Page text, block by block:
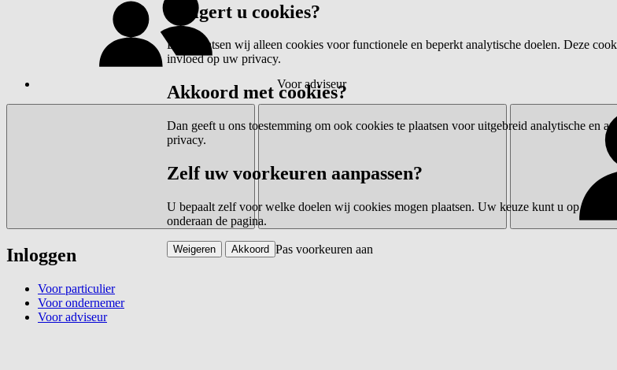
Voor adviseur
Inloggen
Voor particulier
Voor ondernemer
Voor adviseur
Weigert u cookies?
Dan plaatsen wij alleen cookies voor functionele en beperkt analytische doelen. Deze
invloed op uw privacy.
Akkoord met cookies?
Dan geeft u ons toestemming om ook cookies te plaatsen voor uitgebreid analytische en
privacy.
Zelf uw voorkeuren aanpassen?
U bepaalt zelf voor welke doelen wij cookies mogen plaatsen. Uw keuze kunt u op elk
onderaan de pagina.
Pas voorkeuren aan
Weigeren Akkoord